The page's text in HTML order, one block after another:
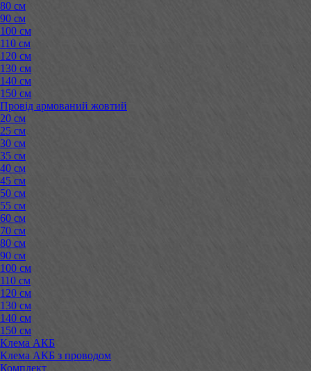
80 см
90 см
100 см
110 см
120 см
130 см
140 см
150 см
Провід армований жовтий
20 см
25 см
30 см
35 см
40 см
45 см
50 см
55 см
60 см
70 см
80 см
90 см
100 см
110 см
120 см
130 см
140 см
150 см
Клема АКБ
Клема АКБ з проводом
Комплект